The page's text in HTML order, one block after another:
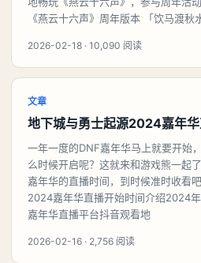
《燕云十六声》周年版本 「饮马渡秋
2026-02-18 · 10,090 阅读
文章
地下城与勇士起源2024嘉年华
一年一度的DNF嘉年华马上就要开始
么时候开启呢？这就来和游戏熊一起
嘉年华的直播时间，到时候准时收看
2024嘉年华直播开始时间介绍2024
嘉年华直播平台抖音观看地
2026-02-16 · 2,756 阅读